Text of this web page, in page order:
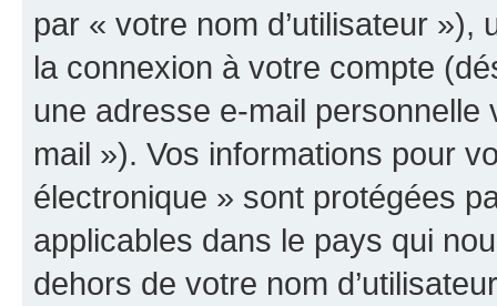
par « votre nom d’utilisateur
la connexion à votre compte
une adresse e-mail
mail »). Vos informations pour
électronique » sont protégées
applicables dans le pays qui
dehors de votre nom